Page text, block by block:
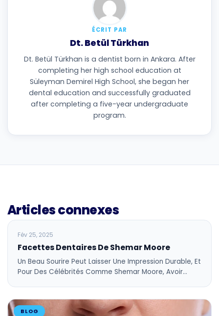
ÉCRIT PAR
Dt. Betül Türkhan
Dt. Betül Türkhan is a dentist born in Ankara. After
completing her high school education at
Süleyman Demirel High School, she began her
dental education and successfully graduated
after completing a five-year undergraduate
program.
Articles connexes
BLOG
Fév 25, 2025
Facettes Dentaires De Shemar Moore
Un Beau Sourire Peut Laisser Une Impression Durable, Et
Pour Des Célébrités Comme Shemar Moore, Avoir…
BLOG